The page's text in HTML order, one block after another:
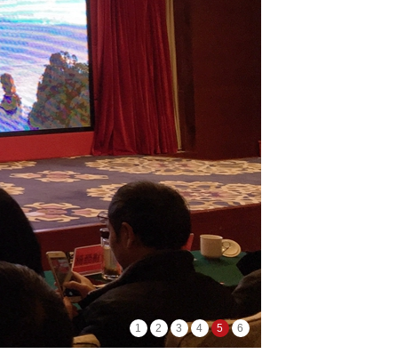
1 2 3 4 5 6